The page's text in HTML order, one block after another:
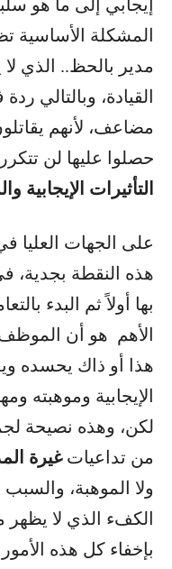
إيجابي إلى ما هو
المشكلة الأساسية
مدير بالحظ.. الذي
القيادة، وبالتالي
مضاعف، لأنهم
حصلوا عليها لن
التأثيرات
على الجهات العليا
هذه النقطة بجدية،
بها أولاً ثم البدء
الأهم هو أن
هذا أو ذاك يحسده
الإيجابية وموهبته
لكن، وهذه نصيحة
من تداعيات غيرة
ولا الموهبة،
الكفء الذي لا يظهر
بإخفاء كل هذه